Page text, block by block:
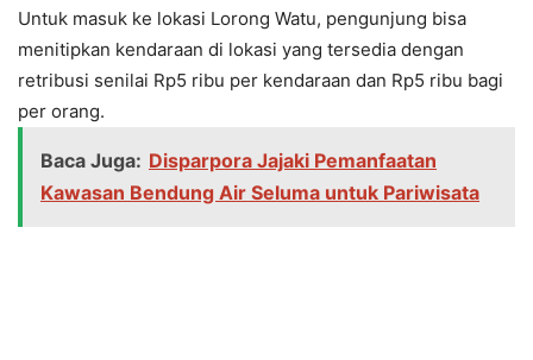
Untuk masuk ke lokasi Lorong Watu, pengunjung bisa
menitipkan kendaraan di lokasi yang tersedia dengan
retribusi senilai Rp5 ribu per kendaraan dan Rp5 ribu bagi
per orang.
Baca Juga: Disparpora Jajaki Pemanfaatan
Kawasan Bendung Air Seluma untuk Pariwisata